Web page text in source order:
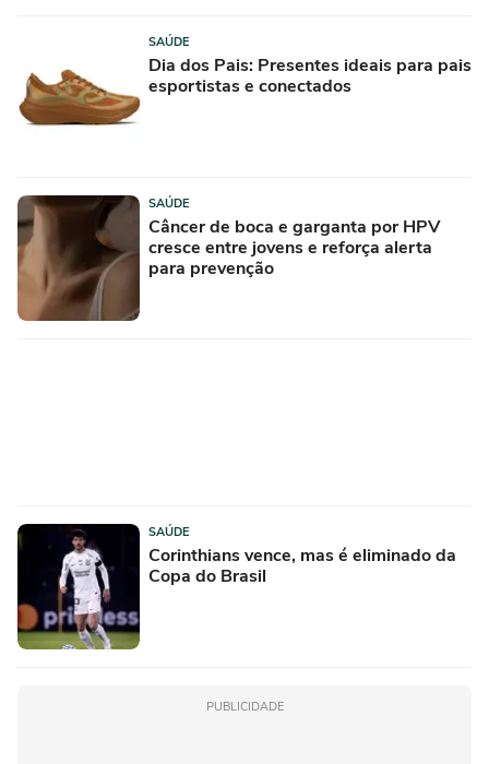
SAÚDE
Dia dos Pais: Presentes ideais para pais
esportistas e conectados
SAÚDE
Câncer de boca e garganta por HPV
cresce entre jovens e reforça alerta
para prevenção
SAÚDE
Corinthians vence, mas é eliminado da
Copa do Brasil
PUBLICIDADE